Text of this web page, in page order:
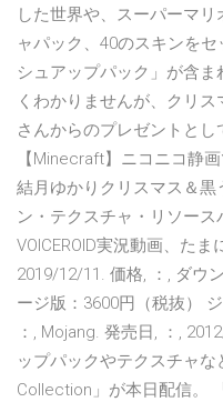
した世界や、スーパーマ
ャパック、40のスキンを
シュアップパック」が含
くわかりませんが、クリ
さんからのプレゼントとし
【Minecraft】ニコニコ静
結月ゆかりクリスマス＆
ン・テクスチャ・リソース
VOICEROID実況動画、た
2019/12/11. 価格, ：, ダウ
ージ版：3600円（税抜）
：, Mojang. 発売日, ：,
ップパックやテクスチャ
Collection」が本日配信。